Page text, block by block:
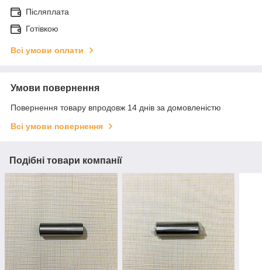
Післяплата
Готівкою
Всі умови оплати
Умови повернення
Повернення товару впродовж 14 днів за домовленістю
Всі умови повернення
Подібні товари компанії